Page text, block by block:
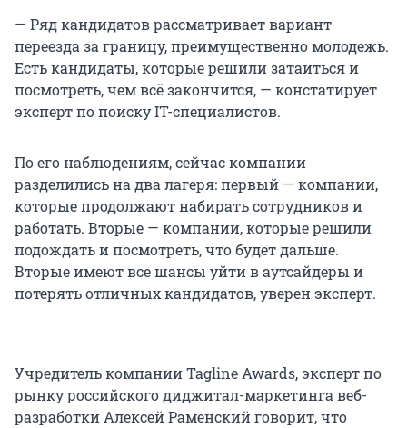
— Ряд кандидатов рассматривает вариант
переезда за границу, преимущественно молодежь.
Есть кандидаты, которые решили затаиться и
посмотреть, чем всё закончится, — констатирует
эксперт по поиску IT-специалистов.
По его наблюдениям, сейчас компании
разделились на два лагеря: первый — компании,
которые продолжают набирать сотрудников и
работать. Вторые — компании, которые решили
подождать и посмотреть, что будет дальше.
Вторые имеют все шансы уйти в аутсайдеры и
потерять отличных кандидатов, уверен эксперт.
Учредитель компании Tagline Awards, эксперт по
рынку российского диджитал-маркетинга веб-
разработки Алексей Раменский говорит, что